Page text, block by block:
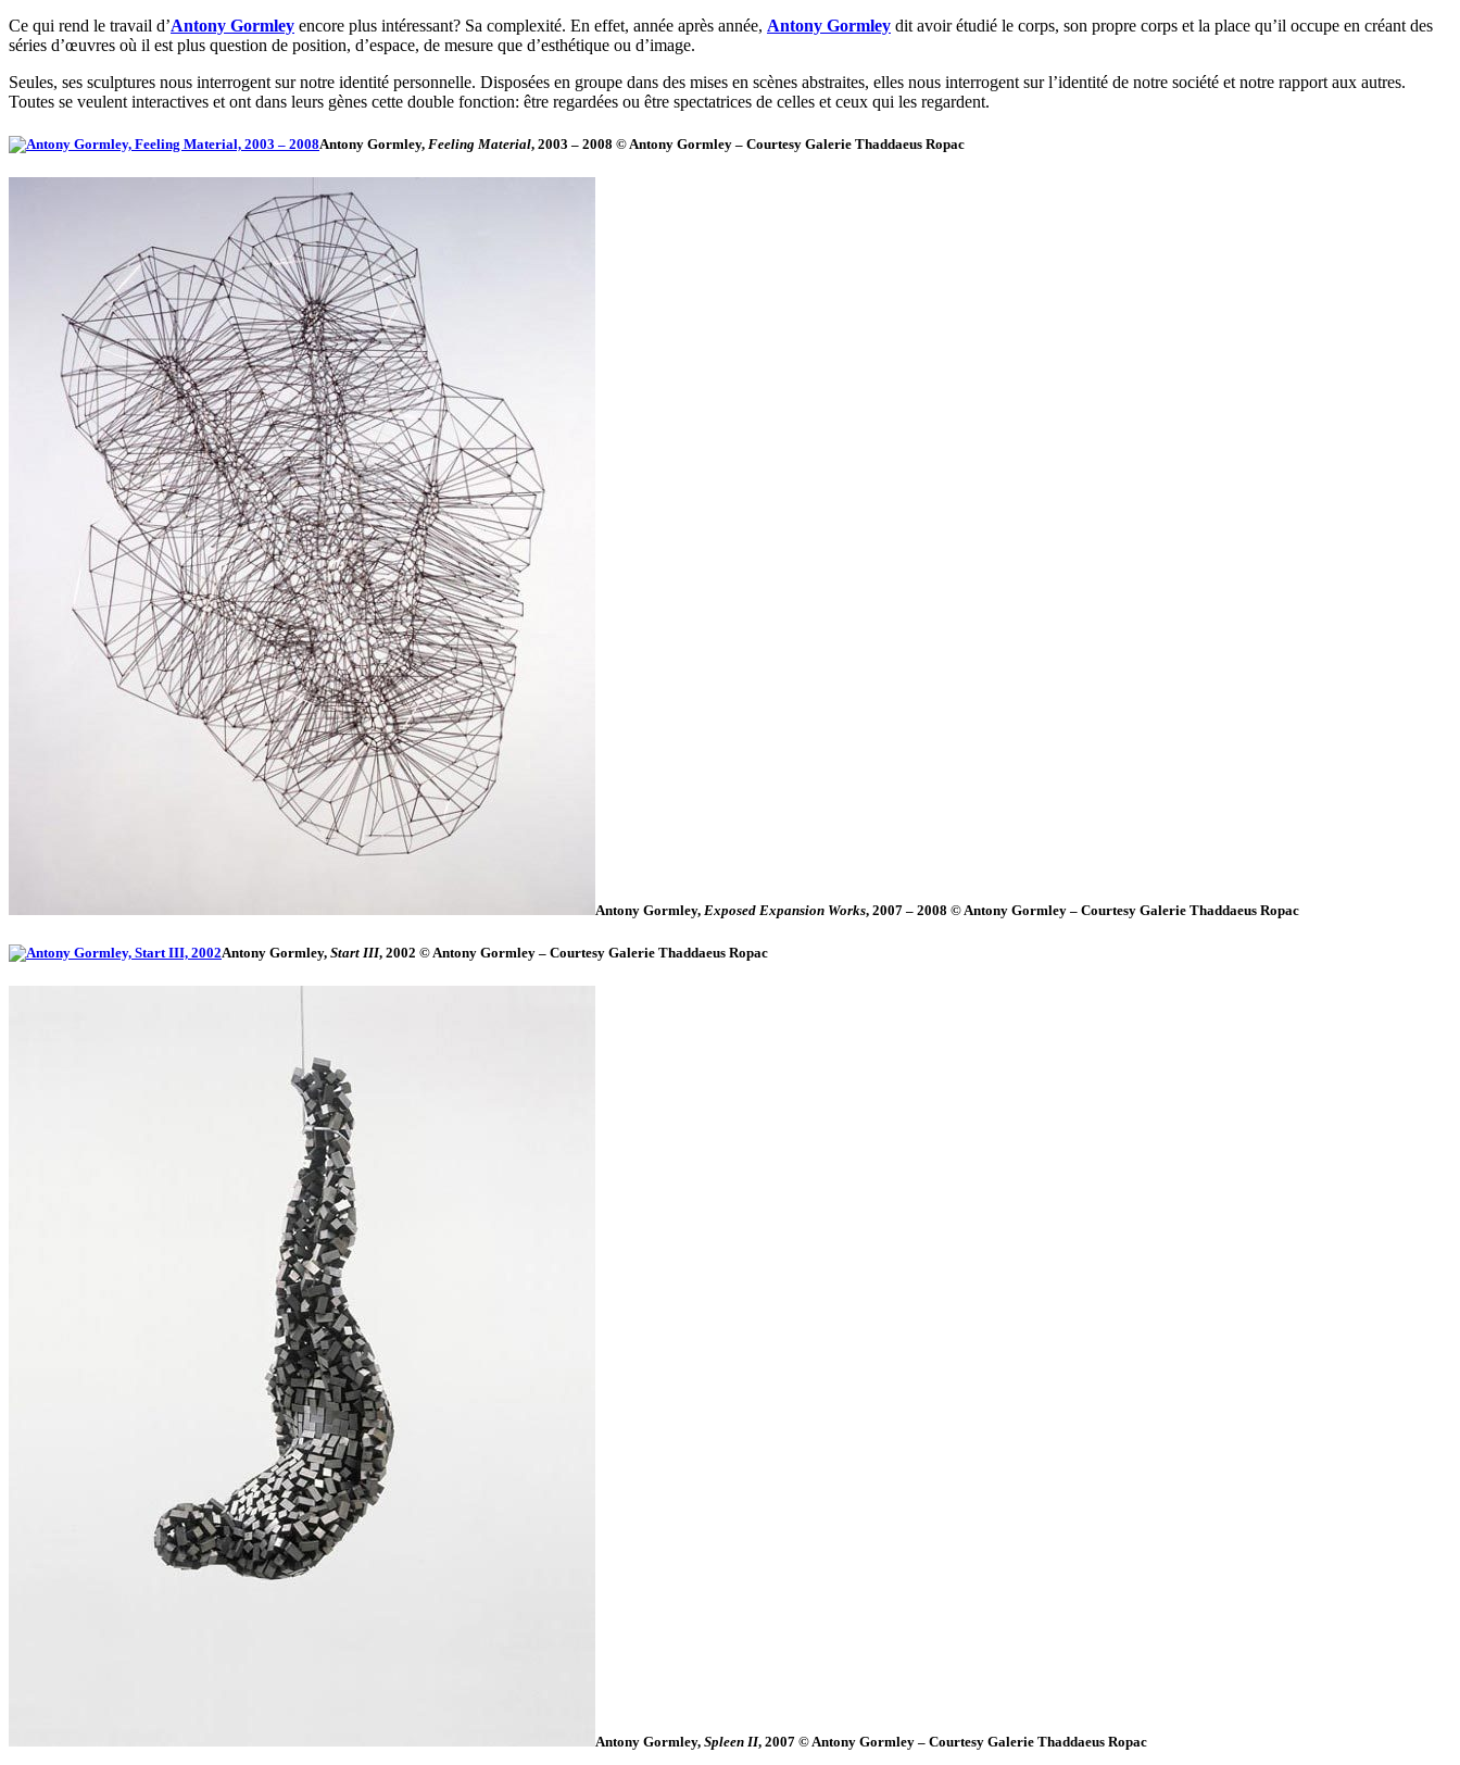
Ce qui rend le travail d’Antony Gormley encore plus intéressant? Sa complexité. En effet, année après année, Antony Gormley dit avoir étudié le corps, son propre corps et la place qu’il occupe en créant des
séries d’œuvres où il est plus question de position, d’espace, de mesure que d’esthétique ou d’image.
Seules, ses sculptures nous interrogent sur notre identité personnelle. Disposées en groupe dans des mises en scènes abstraites, elles nous interrogent sur l’identité de notre société et notre rapport aux autres.
Toutes se veulent interactives et ont dans leurs gènes cette double fonction: être regardées ou être spectatrices de celles et ceux qui les regardent.
Antony Gormley, Feeling Material, 2003 – 2008 © Antony Gormley – Courtesy Galerie Thaddaeus Ropac
Antony Gormley, Exposed Expansion Works, 2007 – 2008 © Antony Gormley – Courtesy Galerie Thaddaeus Ropac
Antony Gormley, Start III, 2002 © Antony Gormley – Courtesy Galerie Thaddaeus Ropac
Antony Gormley, Spleen II, 2007 © Antony Gormley – Courtesy Galerie Thaddaeus Ropac